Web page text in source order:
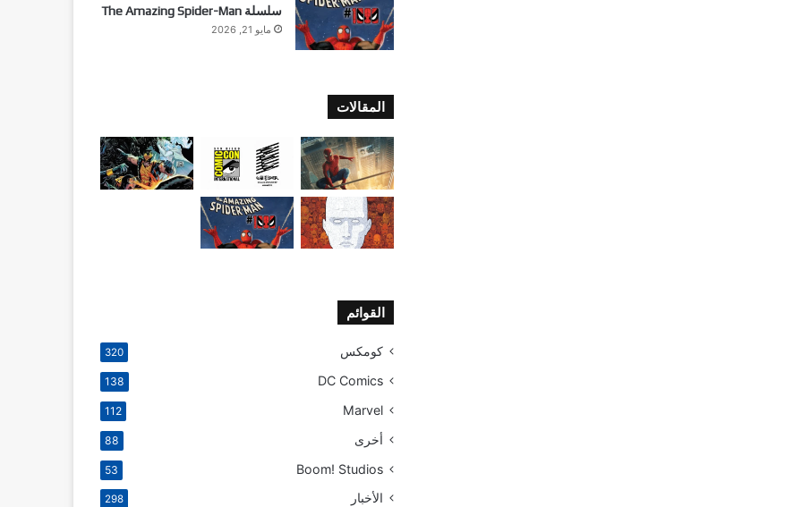
سلسلة The Amazing Spider-Man
مايو 21, 2026
المقالات
القوائم
كومكس 320
DC Comics
138
Marvel
112
أخرى 88
Boom! Studios
53
الأخبار 298